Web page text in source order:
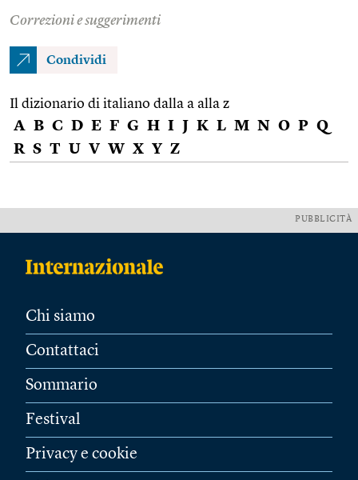
Correzioni e suggerimenti
Condividi
Il dizionario di italiano dalla a alla z
A B C D E F G H I J K L M N O P Q
R S T U V W X Y Z
PUBBLICITÀ
Chi siamo
Contattaci
Sommario
Festival
Privacy e cookie